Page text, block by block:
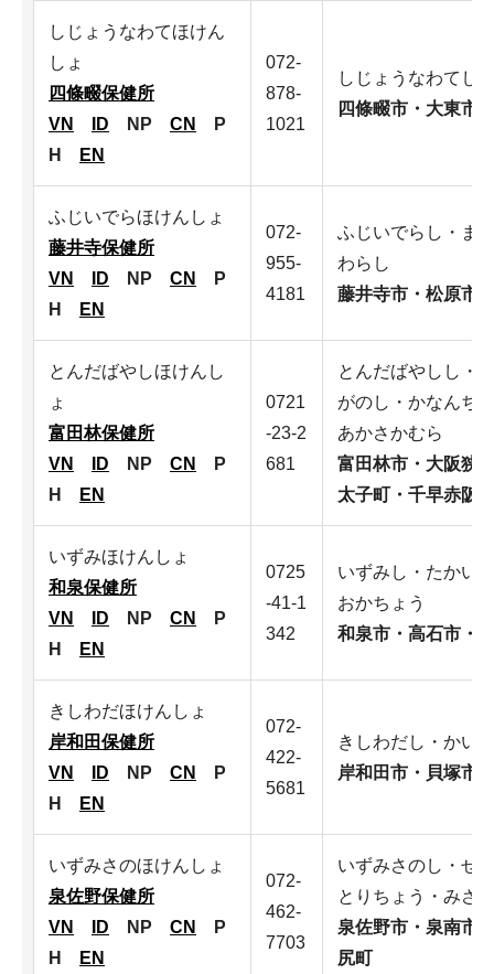
しじょうなわてほけん
しょ
四條畷保健所
VN
ID NP CN
P
H
EN
072-
878-
1021
しじょうなわてし
四條畷市・大東市
ふじいでらほけんしょ
藤井寺保健所
VN
ID NP CN
P
H
EN
072-
955-
4181
ふじいでらし・ま
わらし
藤井寺市・松原市
とんだばやしほけんし
ょ
富田林保健所
VN
ID NP CN
P
H
EN
0721
-23-2
681
とんだばやしし・
がのし・かなんち
あかさかむら
富田林市・大阪狭
太子町・千早赤阪
いずみほけんしょ
和泉保健所
VN
ID NP CN
P
H
EN
0725
-41-1
342
いずみし・たかい
おかちょう
和泉市・高石市・
きしわだほけんしょ
岸和田保健所
VN
ID NP CN
P
H
EN
072-
422-
5681
きしわだし・かい
岸和田市・貝塚市
いずみさのほけんしょ
泉佐野保健所
VN
ID NP CN
P
H
EN
072-
462-
7703
いずみさのし・せ
とりちょう・みさ
泉佐野市・泉南市
尻町